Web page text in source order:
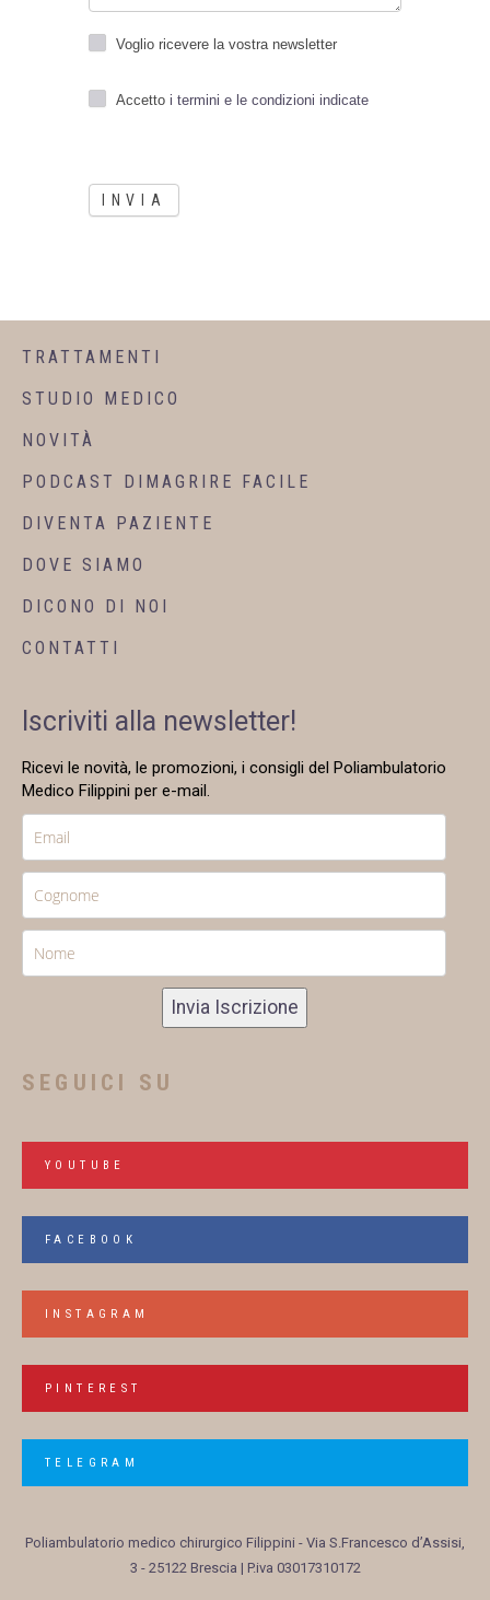
Voglio ricevere la vostra newsletter
Accetto i termini e le condizioni indicate
INVIA
TRATTAMENTI
STUDIO MEDICO
NOVITÀ
PODCAST DIMAGRIRE FACILE
DIVENTA PAZIENTE
DOVE SIAMO
DICONO DI NOI
CONTATTI
Iscriviti alla newsletter!
Ricevi le novità, le promozioni, i consigli del Poliambulatorio
Medico Filippini per e-mail.
Invia Iscrizione
SEGUICI SU
YOUTUBE
FACEBOOK
INSTAGRAM
PINTEREST
TELEGRAM
Poliambulatorio medico chirurgico Filippini - Via S.Francesco d’Assisi,
3 - 25122 Brescia | P.iva 03017310172